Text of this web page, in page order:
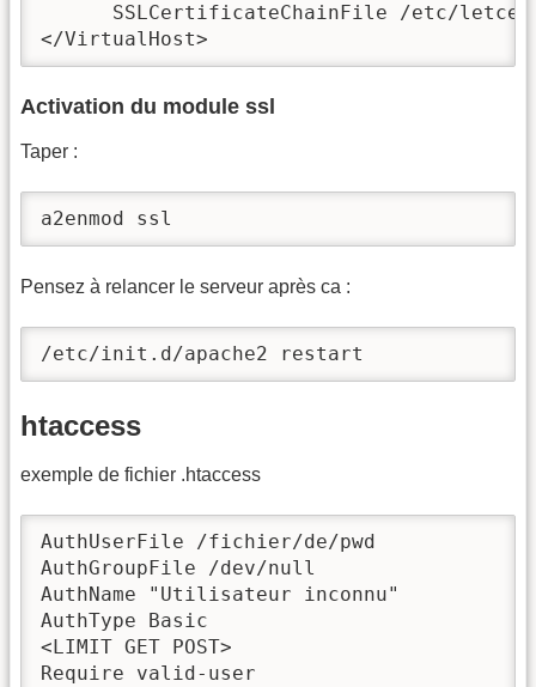
SSLCertificateChainFile /etc/
</VirtualHost>
Activation du module ssl
Taper :
a2enmod ssl
Pensez à relancer le serveur après ca :
/etc/init.d/apache2 restart
htaccess
exemple de fichier .htaccess
AuthUserFile /fichier/de/pwd
AuthGroupFile /dev/null
AuthName "Utilisateur inconnu"
AuthType Basic
<LIMIT GET POST>
Require valid-user